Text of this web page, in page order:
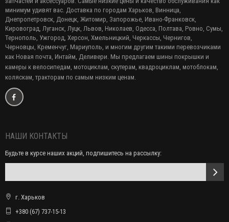
минимум удивят вас. Доставка по городам Харьков, Винница,
Днепропетровск, Донецк, Житомир, Запорожье, Ивано-Франковск,
Кировоград, Луганск, Луцк, Львов, Николаев, Одесса, Полтава, Ровно, Сумы,
Тернополь, Ужгород, Херсон, Хмельницкий, Черкассы, Чернигов,
Черновцы, Кременчуг, Мариуполь, и многим другим такими перевозчиками
как Новая почта, Интайм, Деливери. Мы предлагаем шины покрышки и
камеры к велосипедам, мотоциклам, скутерам, квадроциклам, мотоблокам,
коляскам, тракторам по самым низким ценам.
НАШИ КОНТАКТЫ
Будьте в курсе наших акций, подпишитесь на рассылку:
г. Харьков
+380 (67) 737-15-13